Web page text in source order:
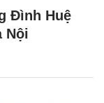
Đình Huệ
Nội